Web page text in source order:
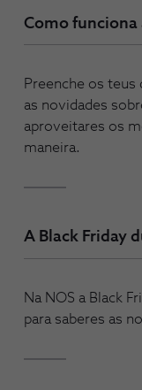
Como funciona
Preenche os
as novidades
aproveitares os
maneira.
A Black Friday
Na NOS a Black
para saberes as